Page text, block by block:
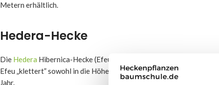
Metern erhältlich.
Hedera-Hecke
Die Hedera Hibernica-Hecke (Efeu) ist im Vergleich zu den oben
Efeu „klettert” sowohl in die Höhe als auch in die Breite. Und das
Jahr.